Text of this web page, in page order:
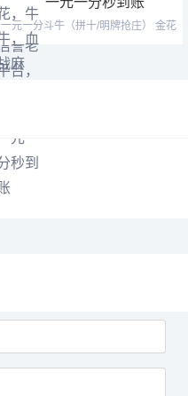
一元一分斗牛（拼十/明牌抢庄） 金花
跑得快 血战麻将 德